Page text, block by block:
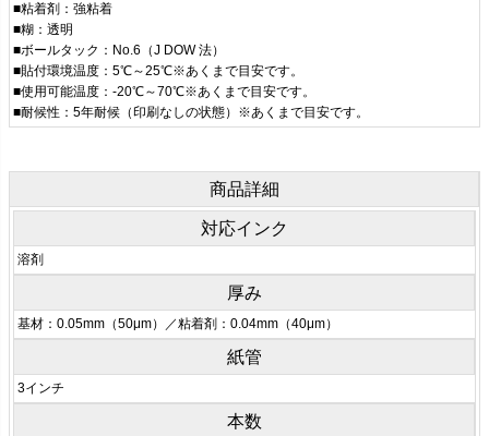
■粘着剤：強粘着
■糊：透明
■ボールタック：No.6（J DOW 法）
■貼付環境温度：5℃～25℃※あくまで目安です。
■使用可能温度：-20℃～70℃※あくまで目安です。
■耐候性：5年耐候（印刷なしの状態）※あくまで目安です。
商品詳細
対応インク
溶剤
厚み
基材：0.05mm（50μm）／粘着剤：0.04mm（40μm）
紙管
3インチ
本数